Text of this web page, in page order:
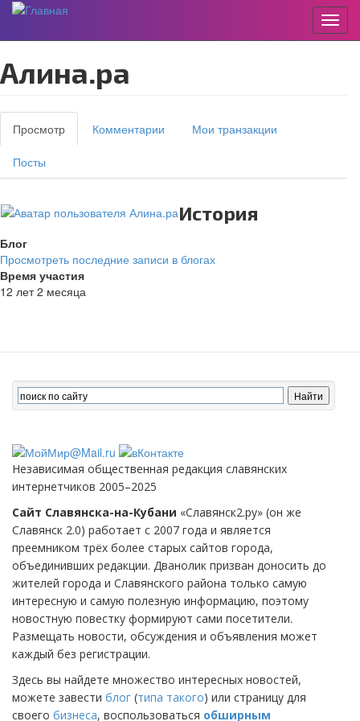
к
основному
Алина.ра
Главные
вкладки
Просмотр (активная
вкладка)
Комментарии Мои транзакции
Посты
История
Блог
Просмотреть последние записи в блогах
Время участия
12 лет 2 месяца
Независимая общественная редакция славянских
интернетчиков 2005–2025
Сайт Славянска-на-Кубани «Славянск2.ру» (он же
Славянск 2.0) работает с 2007 года и является
преемником трёх более старых сайтов города,
объединивших редакции. Дванолик призван доносить до
жителей города и Славянского района только самую
интересную и самую полезную информацию, поэтому
новостную повестку формируют сами посетители.
Размещать новости, обсуждения и объявления может
каждый без регистрации.
Здесь вы найдете множество интересных новостей,
можете завести блог (типа такого) или страницу для
своего бизнеса, воспользоваться обширным